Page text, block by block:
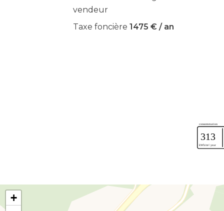
vendeur
Taxe foncière 1475 € / an
+